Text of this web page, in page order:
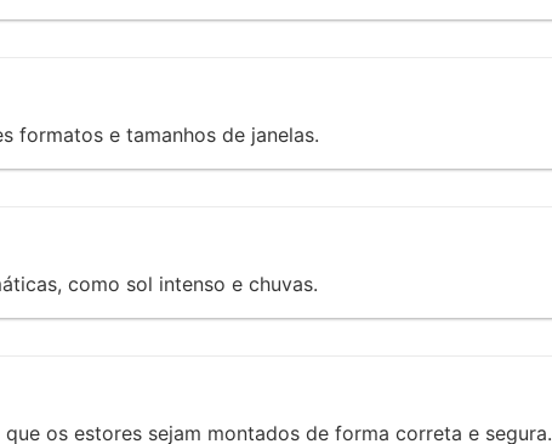
formatos e tamanhos de janelas.
como sol intenso e chuvas.
os estores sejam montados de forma correta e segura.